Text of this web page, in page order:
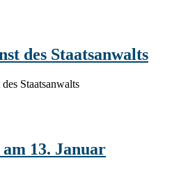
des Staatsanwalts
Staatsanwalts
13. Januar